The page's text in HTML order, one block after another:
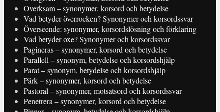
Overksam – synonymer, korsord och betydelse
Vad betyder överrocken? Synonymer och korsordssvar
Överseende: synonymer, korsordslösning och förklaring
Vad betyder oxe? Synonymer och korsordssvar
Pagineras – synonymer, korsord och betydelse
Parallell – synonym, betydelse och korsordshjälp
Parat – synonym, betydelse och korsordshjälp
Pärk – synonymer, korsord och betydelse
Pastoral – synonymer, motsatsord och korsordssvar
Penetrera – synonymer, korsord och betydelse